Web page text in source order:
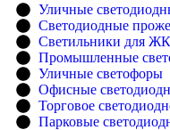
Уличные
Светодиодные
Светильники для
Промышленные
Уличные светофоры
Офисные
Торговое
Парковые